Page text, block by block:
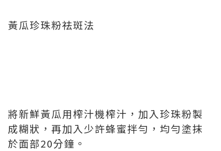
黃瓜珍珠粉祛斑法
將新鮮黃瓜用榨汁機榨汁，加入珍珠粉製
成糊狀，再加入少許蜂蜜拌勻，均勻塗抹
於面部20分鐘。